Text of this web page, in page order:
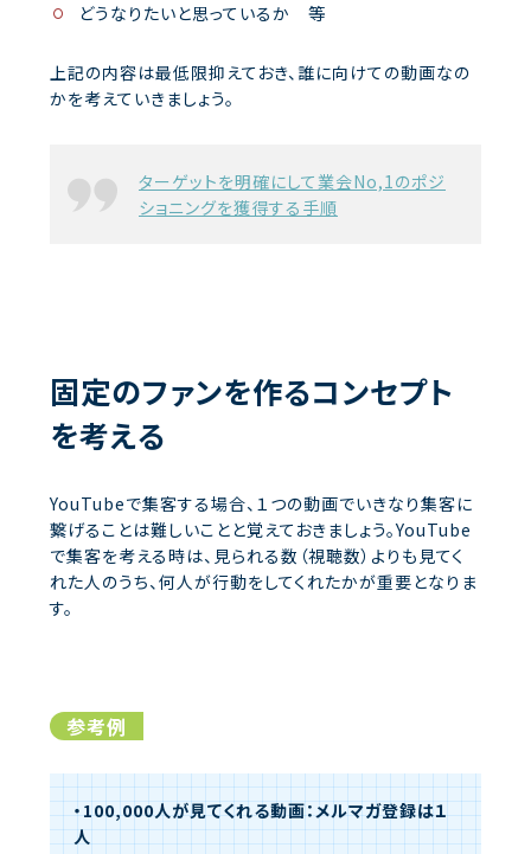
どうなりたいと思っているか 等
上記の内容は最低限抑えておき、誰に向けての動画なの
かを考えていきましょう。
ターゲットを明確にして業会No,1のポジ
ショニングを獲得する手順
固定のファンを作るコンセプト
を考える
YouTubeで集客する場合、１つの動画でいきなり集客に
繋げることは難しいことと覚えておきましょう。YouTube
で集客を考える時は、見られる数（視聴数）よりも見てく
れた人のうち、何人が行動をしてくれたかが重要となりま
す。
参考例
・100,000人が見てくれる動画：メルマガ登録は１
人